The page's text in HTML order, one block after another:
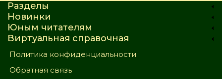
Разделы
Новинки
Юным читателям
Виртуальная справочная
Политика конфиденциальности
Обратная связь